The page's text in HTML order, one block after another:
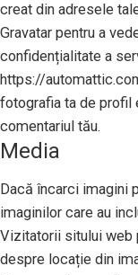
creat din adresele
Gravatar pentru a
confidențialitate a
https://
fotografia ta de profil
comentariul tău.
Media
Dacă încarci imagini
imaginilor care au
Vizitatorii sitului web
despre locație din